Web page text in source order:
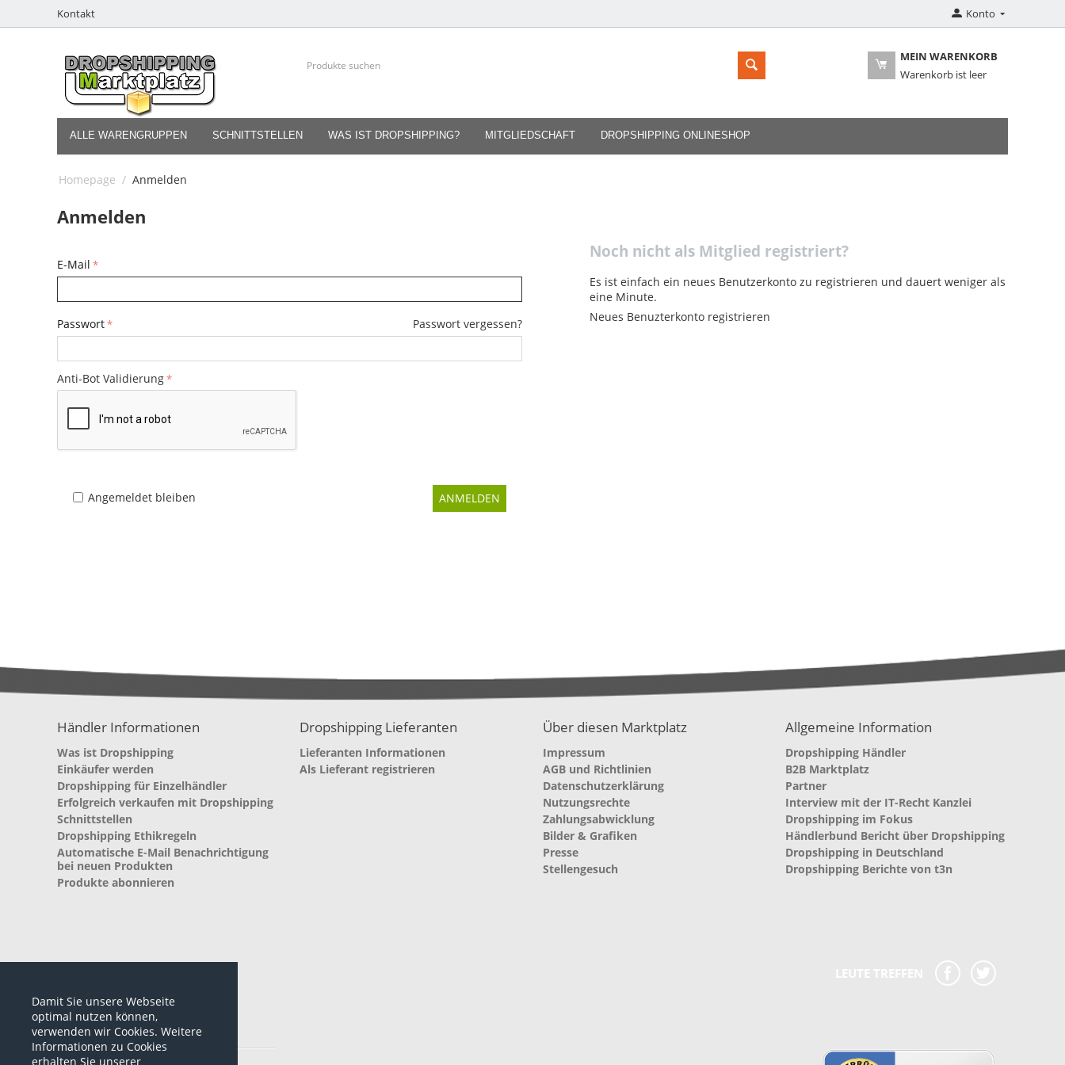
Kontakt Konto
MEIN WARENKORB
Warenkorb ist leer
ALLE WARENGRUPPEN SCHNITTSTELLEN WAS IST DROPSHIPPING? MITGLIEDSCHAFT DROPSHIPPING ONLINESHOP
Homepage / Anmelden
Anmelden
E-Mail
Passwort Passwort vergessen?
Anti-Bot Validierung
ANMELDEN
Angemeldet bleiben
Noch nicht als Mitglied registriert?
Es ist einfach ein neues Benutzerkonto zu registrieren und dauert weniger als
eine Minute.
Neues Benuzterkonto registrieren
Händler Informationen
Was ist Dropshipping
Einkäufer werden
Dropshipping für Einzelhändler
Erfolgreich verkaufen mit Dropshipping
Schnittstellen
Dropshipping Ethikregeln
Automatische E-Mail Benachrichtigung
bei neuen Produkten
Produkte abonnieren
Dropshipping Lieferanten
Lieferanten Informationen
Als Lieferant registrieren
Über diesen Marktplatz
Impressum
AGB und Richtlinien
Datenschutzerklärung
Nutzungsrechte
Zahlungsabwicklung
Bilder & Grafiken
Presse
Stellengesuch
Allgemeine Information
Dropshipping Händler
B2B Marktplatz
Partner
Interview mit der IT-Recht Kanzlei
Dropshipping im Fokus
Händlerbund Bericht über Dropshipping
Dropshipping in Deutschland
Dropshipping Berichte von t3n
*alle Preise sind netto Preise
Damit Sie unsere Webseite
optimal nutzen können,
verwenden wir Cookies. Weitere
Informationen zu Cookies
erhalten Sie unserer